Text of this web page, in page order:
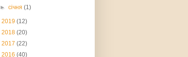
►січня(1)
2019 (12)
2018 (20)
2017 (22)
2016 (40)